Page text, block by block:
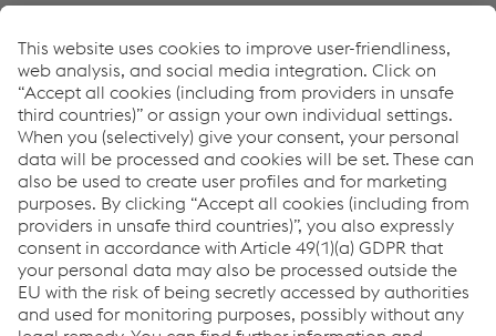
Download Center
Programma di garanzia 5 anni Böhler Welding
Ricerca rivenditori
Downloads
Inverter per la saldatura ad arcoPDF | 4,95 MB